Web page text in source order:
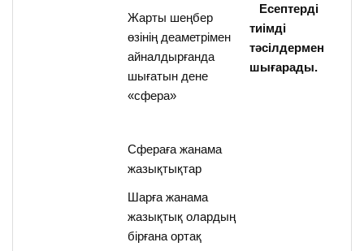
Жарты шеңбер
өзінің деаметрімен
айналдырғанда
шығатын дене
«сфера»
Сфераға жанама
жазықтықтар
Шарға жанама
жазықтық олардың
бірғана ортақ
Есептерді
тиімді
тәсілдермен
шығарады.